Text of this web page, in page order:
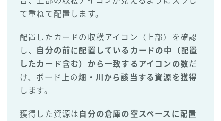
て重ねて配置します。
配置したカードの収穫アイコン（上部）を確認
し、 自分の前に配置しているカードの中（配置
したカード含む）から一致するアイコンの数だ
け、ボード上の畑・川から該当する資源を獲得
します。
獲得した資源は 自分の倉庫の空スペースに配置